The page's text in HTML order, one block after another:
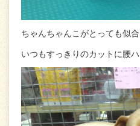
ちゃんちゃんこがとっても似
いつもすっきりのカットに腰